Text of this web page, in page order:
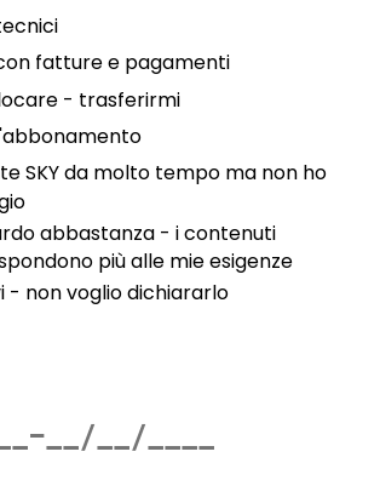
fatture e pagamenti
- trasferirmi
SKY da molto tempo ma non ho
abbastanza - i contenuti
più alle mie esigenze
- non voglio dichiararlo